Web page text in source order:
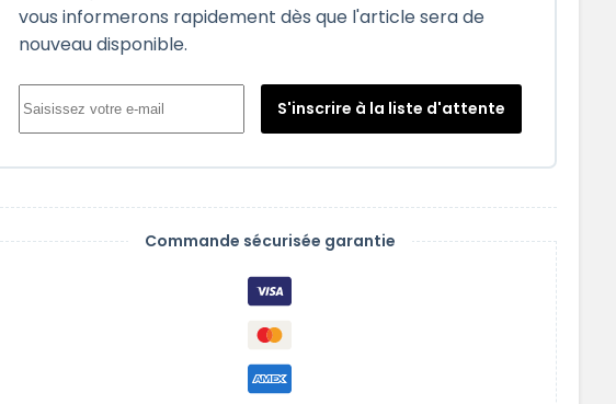
vous informerons rapidement dès que l'article sera de
nouveau disponible.
S'inscrire à la liste d'attente
Commande sécurisée garantie